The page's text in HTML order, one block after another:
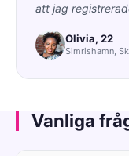
att jag
Olivia, 22
Simrishamn,
Vanliga